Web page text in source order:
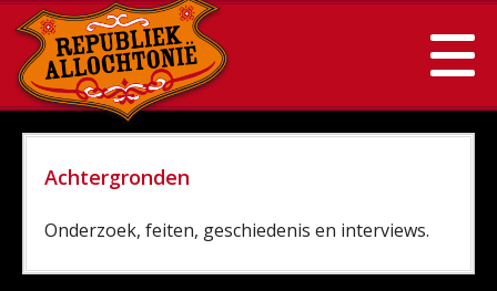
Achtergronden
Onderzoek, feiten, geschiedenis en interviews.